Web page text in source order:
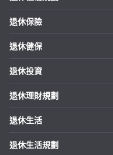
退休保險
退休健保
退休投資
退休理財規劃
退休生活
退休生活規劃